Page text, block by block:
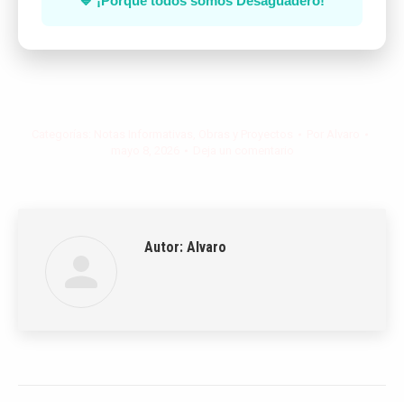
Autor: Alvaro